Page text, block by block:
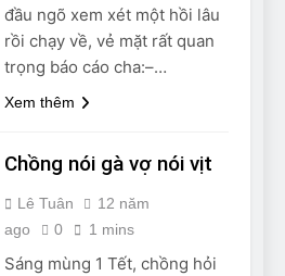
đầu ngõ xem xét một hồi lâu
rồi chạy về, vẻ mặt rất quan
trọng báo cáo cha:–…
Xem thêm
Chồng nói gà vợ nói vịt
Lê Tuân
12 năm
ago
0 1 mins
Sáng mùng 1 Tết, chồng hỏi